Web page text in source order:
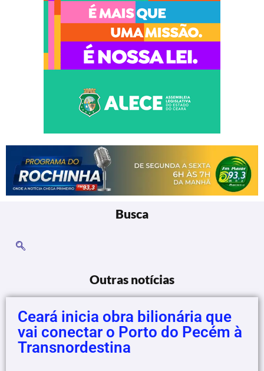
Busca
Outras notícias
Ceará inicia obra bilionária que
vai conectar o Porto do Pecém à
Transnordestina